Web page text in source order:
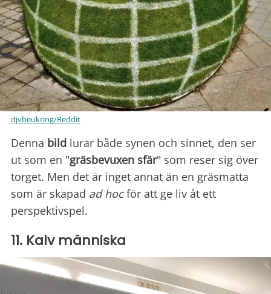
djvbeukring/Reddit
Denna bild lurar både synen och sinnet, den ser
ut som en "gräsbevuxen sfär" som reser sig över
torget. Men det är inget annat än en gräsmatta
som är skapad ad hocför att ge liv åt ett
perspektivspel.
11. Kalv människa